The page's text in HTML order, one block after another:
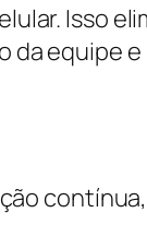
Isso
da equipe